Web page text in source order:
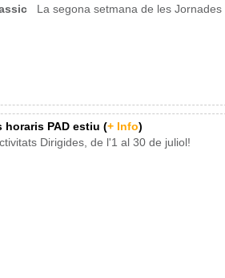
La segona setmana de les Jornades
horaris PAD estiu (+ Info)
Dirigides, de l'1 al 30 de juliol!